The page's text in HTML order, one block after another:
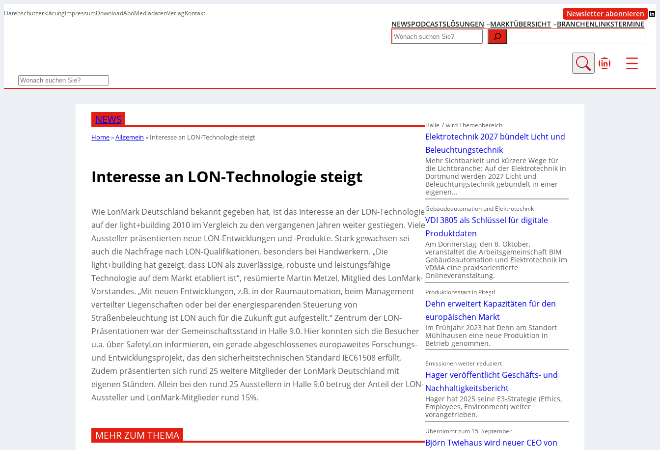
DatenschutzerklärungImpressumDownloadAboMediadatenVerlagKontakt Newsletter abonnieren LinkedIn
NEWSPODCASTSLÖSUNGEN MARKTÜBERSICHT BRANCHENLINKSTERMINE
Search
LinkedIn
Search
NEWS
Home»Allgemein » Interesse an LON-Technologie steigt
Interesse an LON-Technologie steigt
Wie LonMark Deutschland bekannt gegeben hat, ist das Interesse an der LON-Technologie
auf der light+building 2010 im Vergleich zu den vergangenen Jahren weiter gestiegen. Viele
Aussteller präsentierten neue LON-Entwicklungen und -Produkte. Stark gewachsen sei
auch die Nachfrage nach LON-Qualifikationen, besonders bei Handwerkern. „Die
light+building hat gezeigt, dass LON als zuverlässige, robuste und leistungsfähige
Technologie auf dem Markt etabliert ist“, resümierte Martin Metzel, Mitglied des LonMark-
Vorstandes. „Mit neuen Entwicklungen, z.B. in der Raumautomation, beim Management
verteilter Liegenschaften oder bei der energiesparenden Steuerung von
Straßenbeleuchtung ist LON auch für die Zukunft gut aufgestellt.“ Zentrum der LON-
Präsentationen war der Gemeinschaftsstand in Halle 9.0. Hier konnten sich die Besucher
u.a. über SafetyLon informieren, ein gerade abgeschlossenes europaweites Forschungs-
und Entwicklungsprojekt, das den sicherheitstechnischen Standard IEC61508 erfüllt.
Zudem präsentierten sich rund 25 weitere Mitglieder der LonMark Deutschland mit
eigenen Ständen. Allein bei den rund 25 Ausstellern in Halle 9.0 betrug der Anteil der LON-
Aussteller und LonMark-Mitglieder rund 15%.
MEHR ZUM THEMA
Halle 7 wird Themenbereich
Elektrotechnik 2027 bündelt Licht und
Beleuchtungstechnik
Mehr Sichtbarkeit und kürzere Wege für
die Lichtbranche: Auf der Elektrotechnik in
Dortmund werden 2027 Licht und
Beleuchtungstechnik gebündelt in einer
eigenen…
Gebäudeautomation und Elektrotechnik
VDI 3805 als Schlüssel für digitale
Produktdaten
Am Donnerstag, den 8. Oktober,
veranstaltet die Arbeitsgemeinschaft BIM
Gebäudeautomation und Elektrotechnik im
VDMA eine praxisorientierte
Onlineveranstaltung.
Produktionsstart in Piteşti
Dehn erweitert Kapazitäten für den
europäischen Markt
Im Frühjahr 2023 hat Dehn am Standort
Mühlhausen eine neue Produktion in
Betrieb genommen.
Emissionen weiter reduziert
Hager veröffentlicht Geschäfts- und
Nachhaltigkeitsbericht
Hager hat 2025 seine E3-Strategie (Ethics,
Employees, Environment) weiter
vorangetrieben.
Übernimmt zum 15. September
Björn Twiehaus wird neuer CEO von